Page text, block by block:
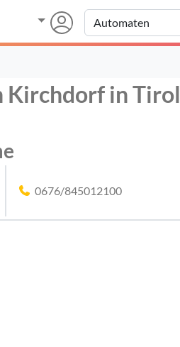
Kirchdorf in Tirol
0676/845012100